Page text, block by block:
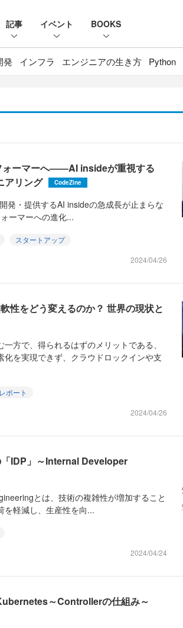
記事 イベント BOOKS
発 インフラ エンジニアの生き方 Python
ォーマーへ――AI insideが重視する
アリング
CodeZine
発・提供するAI insideの急成長が止まらな
ーマーへの進化...
スタートアップ
2024/04/26
性をどう変えるのか？ 世界の現状と
方で、得られるはずのメリットである、
化を実現できず、クラウドロックインや支
ポート
2024/04/26
IDP」～Internal Developer
とは、技術の複雑性が増加すること
を軽減し、生産性を向...
2024/04/24
～Controllerの仕組み～